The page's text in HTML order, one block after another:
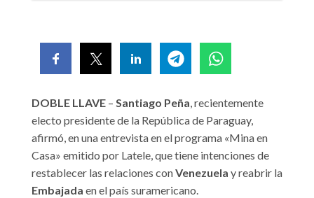
DOBLE LLAVE – Santiago Peña, recientemente
electo presidente de la República de Paraguay,
afirmó, en una entrevista en el programa «Mina en
Casa» emitido por Latele, que tiene intenciones de
restablecer las relaciones conVenezuela y reabrir la
Embajada en el país suramericano.